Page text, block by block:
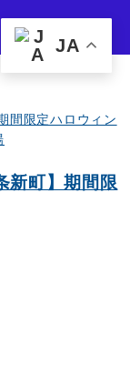
新町】期間限
JA